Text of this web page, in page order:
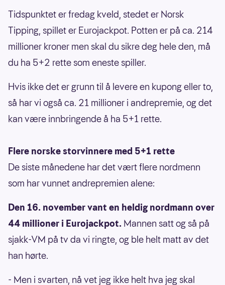
Tidspunktet er fredag kveld, stedet er Norsk
Tipping, spillet er Eurojackpot. Potten er på ca. 214
millioner kroner men skal du sikre deg hele den, må
du ha 5+2 rette som eneste spiller.
Hvis ikke det er grunn til å levere en kupong eller to,
så har vi også ca. 21 millioner i andrepremie, og det
kan være innbringende å ha 5+1 rette.
Flere norske storvinnere med 5+1 rette
De siste månedene har det vært flere nordmenn
som har vunnet andrepremien alene:
Den 16. november vant en heldig nordmann over
44 millioner i Eurojackpot. Mannen satt og så på
sjakk-VM på tv da vi ringte, og ble helt matt av det
han hørte.
- Men i svarten, nå vet jeg ikke helt hva jeg skal